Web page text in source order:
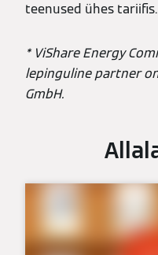
teenused ühes tariifis.
* ViShare Energy
lepinguline partner
GmbH.